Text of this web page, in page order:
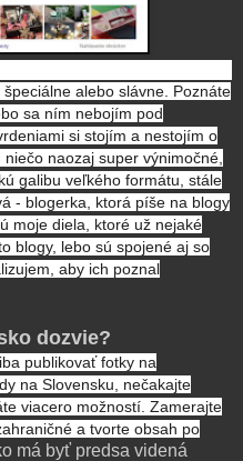
alebo slávne. Poznáte
sa ním nebojím pod
si stojím a nestojím o
naozaj super výnimočné,
galibu veľkého formátu, stále
- blogerka, ktorá píše na blogy
moje diela, ktoré už nejaké
blogy, lebo sú spojené aj so
aby ich poznal
dozvie?
publikovať fotky na
na Slovensku, nečakajte
viacero možností. Zamerajte
a tvorte obsah po
má byť predsa videná